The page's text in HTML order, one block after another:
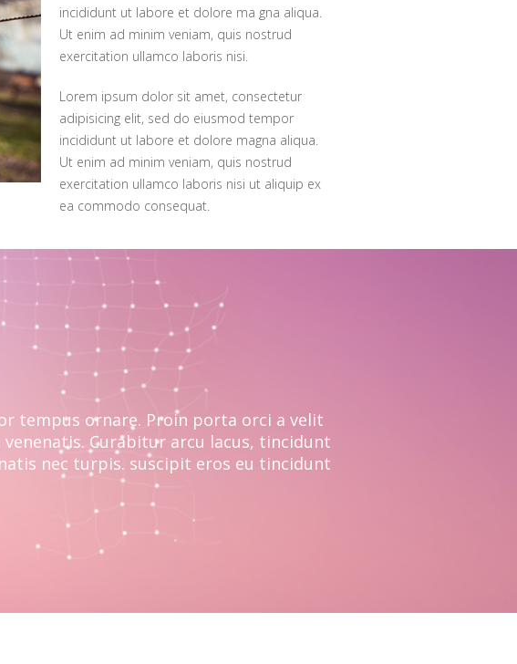
incididunt ut labore et dolore ma gna aliqua.
Ut enim ad minim veniam, quis nostrud
exercitation ullamco laboris nisi.
Lorem ipsum dolor sit amet, consectetur
adipisicing elit, sed do eiusmod tempor
incididunt ut labore et dolore magna aliqua.
Ut enim ad minim veniam, quis nostrud
exercitation ullamco laboris nisi ut aliquip ex
ea commodo consequat.
tempus ornare. Proin porta orci a velit
Curabitur arcu lacus, tincidunt
nec turpis. suscipit eros eu tincidunt